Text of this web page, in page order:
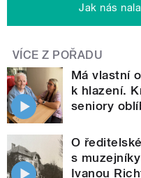
Jak nás
VÍCE Z POŘADU
Má vlastní
k hlazení.
seniory
O
s
Ivanou